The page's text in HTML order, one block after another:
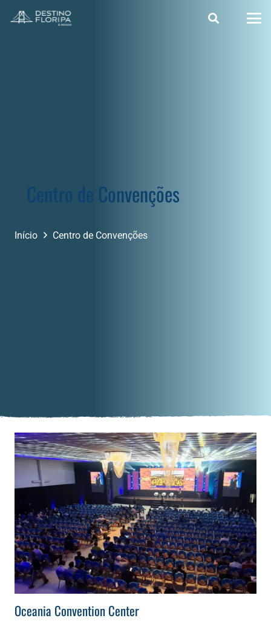
Centro de Convenções
Início Centro de Convenções
Oceania Convention Center